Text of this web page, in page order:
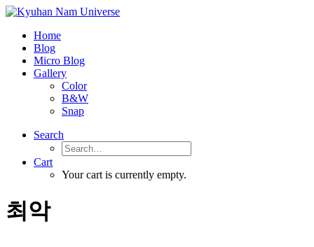
Home
Blog
Micro Blog
Gallery
Color
B&W
Snap
Search
Cart
Your cart is currently empty.
최악